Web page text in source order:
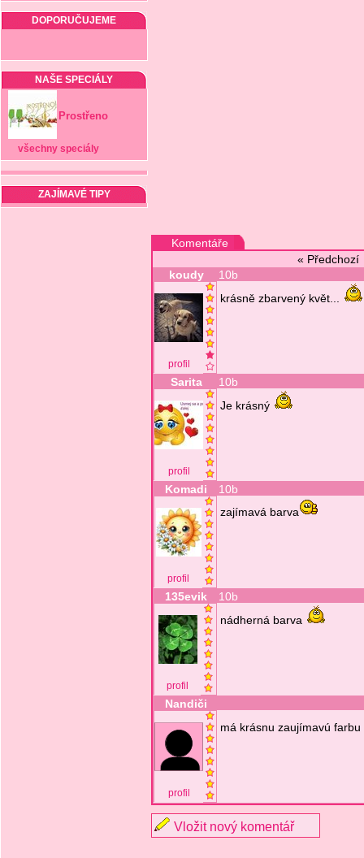
DOPORUČUJEME
NAŠE SPECIÁLY
Prostřeno
všechny speciály
ZAJÍMAVÉ TIPY
Komentáře
«
koudy
10b
profil
krásně zbarvený květ...
Sarita 10b
profil
Je krásný
Komadi 10b
profil
zajímavá barva
135evik 10b
profil
nádherná barva
Nandiči
profil
má krásnu zaujímavú farbu
Vložit nový komentář